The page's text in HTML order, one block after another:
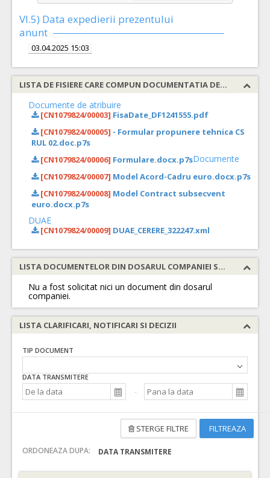
VI.5) Data expedierii prezentului
anunt
03.04.2025 15:03
LISTA DE FISIERE CARE COMPUN DOCUMENTATIA DE ATRIBUIRE
Documente de atribuire
[CN1079824/00003] FisaDate_DF1241555.pdf
[CN1079824/00005] - Formular propunere tehnica CS
RUL 02.doc.p7s
[CN1079824/00006] Formulare.docx.p7s
[CN1079824/00007] Model Acord-Cadru euro.docx.p7s
[CN1079824/00008] Model Contract subsecvent
euro.docx.p7s
Documente
DUAE
[CN1079824/00009] DUAE_CERERE_322247.xml
LISTA DOCUMENTELOR DIN DOSARUL COMPANIEI SOLICITATE
Nu a fost solicitat nici un document din dosarul
companiei.
LISTA CLARIFICARI, NOTIFICARI SI DECIZII
TIP DOCUMENT
DATA TRANSMITERE
FILTREAZA
STERGE FILTRE
ORDONEAZA DUPA: DATA TRANSMITERE